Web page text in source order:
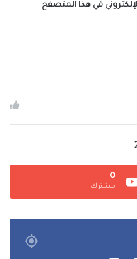
في هذا المتصفح
0
مشترك